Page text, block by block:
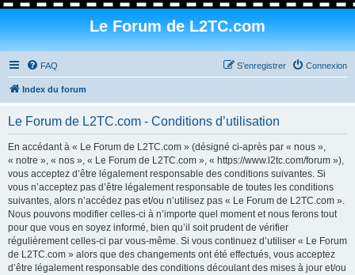
Le Forum de L2TC.com
FAQ Connexion
S’enregistrer
Index du forum
Le Forum de L2TC.com - Conditions d’utilisation
En accédant à « Le Forum de L2TC.com » (désigné ci-après par « nous »,
« notre », « nos », « Le Forum de L2TC.com », « https://www.l2tc.com/forum »),
vous acceptez d’être légalement responsable des conditions suivantes. Si
vous n’acceptez pas d’être légalement responsable de toutes les conditions
suivantes, alors n’accédez pas et/ou n’utilisez pas « Le Forum de L2TC.com ».
Nous pouvons modifier celles-ci à n’importe quel moment et nous ferons tout
pour que vous en soyez informé, bien qu’il soit prudent de vérifier
régulièrement celles-ci par vous-même. Si vous continuez d’utiliser « Le Forum
de L2TC.com » alors que des changements ont été effectués, vous acceptez
d’être légalement responsable des conditions découlant des mises à jour et/ou